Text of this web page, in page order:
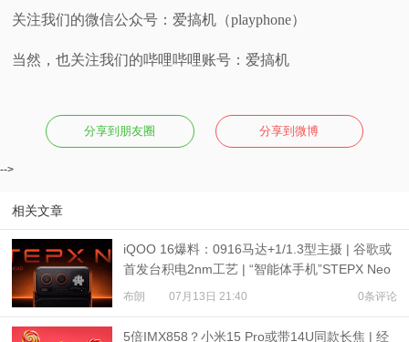
关注我们的微信公众号：爱搞机（playphone）
当然，也关注我们的哔哩哔哩账号：爱搞机
分享到朋友圈 分享到微博
-->
相关文章
iQOO 16爆料：0916马达+1/1.3型主摄 | 谷歌或
首发台积电2nm工艺 | “智能体手机”STEPX Neo
亮相
布朗 07月13日 21:40 0条评论
5倍IMX858？小米15 Pro或带14U同款长焦 | 经